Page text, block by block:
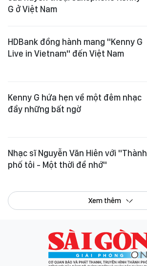
G ở Việt Nam
HDBank đồng hành mang "Kenny G
Live in Vietnam" đến Việt Nam
Kenny G hứa hẹn về một đêm nhạc
đầy những bất ngờ
Nhạc sĩ Nguyễn Văn Hiên với "Thành
phố tôi - Một thời để nhớ"
Xem thêm